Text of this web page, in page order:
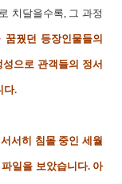
치달을수록, 그 과정
꿈꿨던 등장인물들의
으로 관객들의 정서
다.
서히 침몰 중인 세월
일을 보았습니다. 아